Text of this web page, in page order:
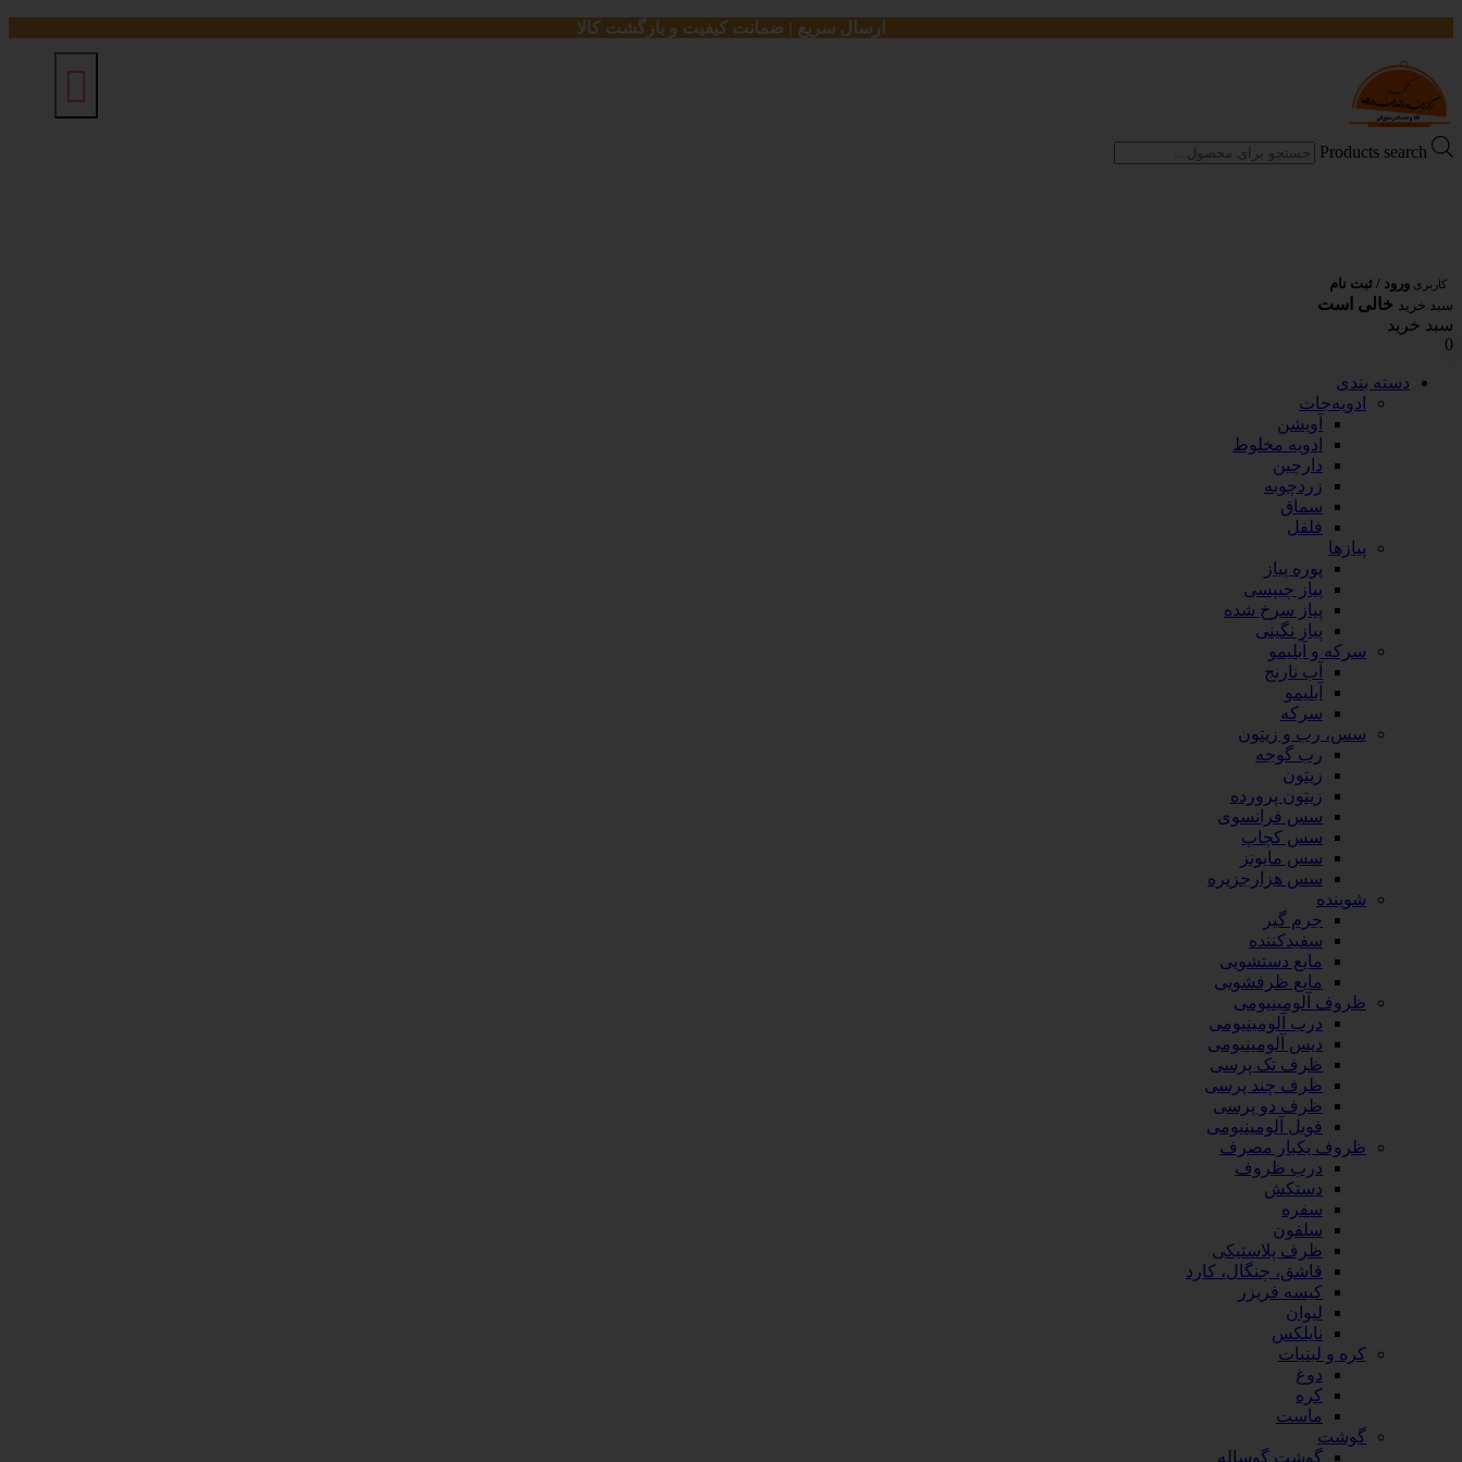
ارسال سریع | ضمانت کیفیت و بازگشت کالا
Products search
کاربری ورود / ثبت نام
سبد خرید خالی است
سبد خرید
0
دسته بندی
ادویه‌جات
آویشن
ادویه مخلوط
دارچین
زردچوبه
سماق
فلفل
پیازها
پوره پیاز
پیاز چیپسی
پیاز سرخ شده
پیاز نگینی
سرکه و آبلیمو
آب نارنج
آبلیمو
سرکه
سس، رب و زیتون
رب گوجه
زیتون
زیتون پرورده
سس فرانسوی
سس کچاپ
سس مایونز
سس هزارجزیره
شوینده
جرم گیر
سفیدکننده
مایع دستشویی
مایع ظرفشویی
ظروف آلومینیومی
درب آلومینیومی
دیس آلومینیومی
ظرف تک پرسی
ظرف چند پرسی
ظرف دو پرسی
فویل آلومینیومی
ظروف یکبار مصرف
درب ظروف
دستکش
سفره
سلفون
ظرف پلاستیکی
قاشق، چنگال، کارد
کیسه فریزر
لیوان
نایلکس
کره و لبنیات
دوغ
کره
ماست
گوشت
گوشت گوساله